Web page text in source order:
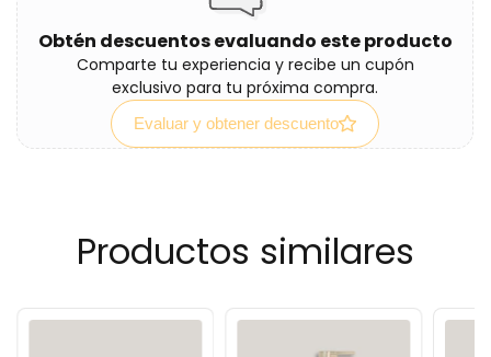
Obtén descuentos evaluando este producto
Comparte tu experiencia y recibe un cupón
exclusivo para tu próxima compra.
Evaluar y obtener descuento
Productos similares